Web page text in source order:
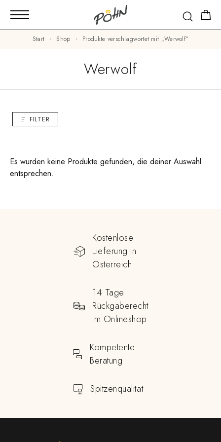
Start Shop Produkte verschlagwortet mit „Werwolf“
Werwolf
FILTER
Es wurden keine Produkte gefunden, die deiner Auswahl
entsprechen.
Kostenlose
Lieferung in
Österreich
14 Tage
Rückgaberecht
im Onlineshop
Kompetente
Beratung
Spitzenqualität